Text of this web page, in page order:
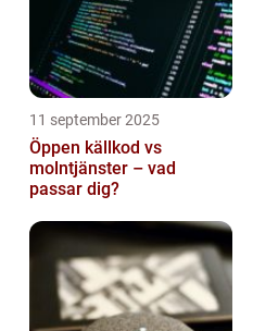
11 september 2025
Öppen källkod vs
molntjänster – vad
passar dig?